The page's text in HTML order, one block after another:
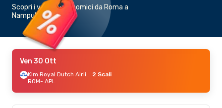
Scopri i voli più economici da Roma a
Nampula
Ven 30 Ott
Klm Royal Dutch Airlines 2 Scali
ROM- APL